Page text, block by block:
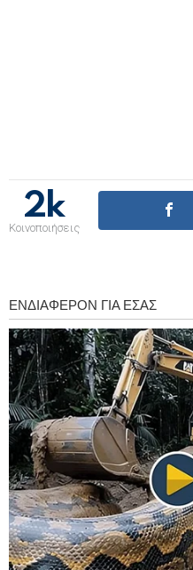
2k
Κοινοποιήσεις